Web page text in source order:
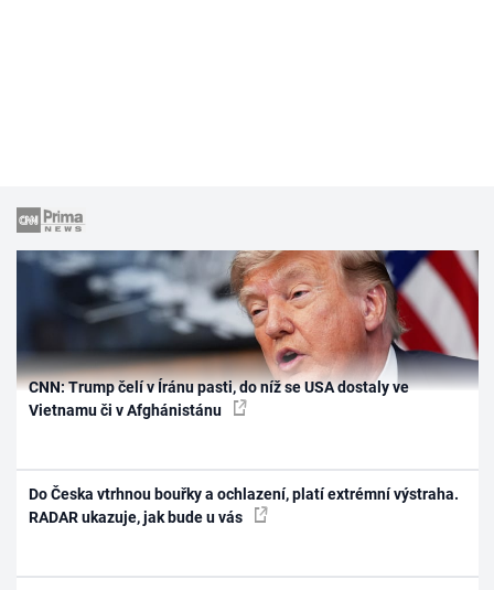
CNN: Trump čelí v Íránu pasti, do níž se USA dostaly ve
Vietnamu či v Afghánistánu
Do Česka vtrhnou bouřky a ochlazení, platí extrémní výstraha.
RADAR ukazuje, jak bude u vás